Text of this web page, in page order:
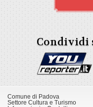
Condividi
Comune di Padova
Settore Cultura e Turismo